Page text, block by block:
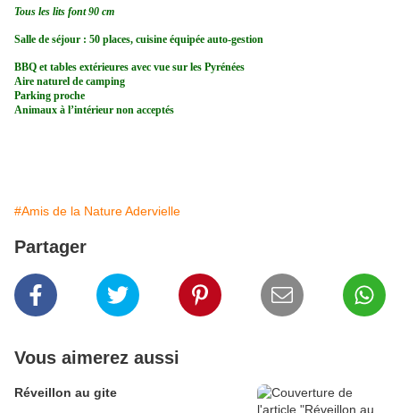
Tous les lits font 90 cm
Salle de séjour : 50 places, cuisine équipée auto-gestion
BBQ et tables extérieures avec vue sur les Pyrénées
Aire naturel de camping
Parking proche
Animaux à l’intérieur non acceptés
#Amis de la Nature Adervielle
Partager
Vous aimerez aussi
Réveillon au gite